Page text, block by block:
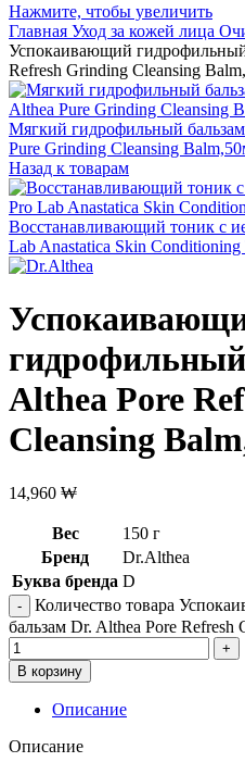
Нажмите, чтобы увеличить
Главная Уход за кожей лица
Успокаивающий
Refresh Grinding Cleansing
Мягкий гидрофильный
Pure Grinding Cleansing
Назад к товарам
Восстанавливающий тоник с
Lab Anastatica Skin
Althea Pore
Cleansing
14,960 ₩
Вес
150 г
Бренд
Dr.Althea
Буква бренда D
Количество товара
бальзам Dr. Althea Pore
В корзину
Описание
Описание